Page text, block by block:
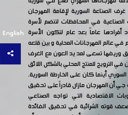
English
الصناعة السورية لإقامة المهرجان
في المحافظات لتنضم لأسرة
أفرادها عاماً بعد عام لتكون الأسرة
عالم المهرجانات المحلية و بين قلعه
تسعى لمد يد العون مع الغرف
في الترويج للمنتج المحلي بالشكل اللائق
أينما كان على الخارطة السورية.
جي أن المهرجان مازال قادراً على تحقيق
الاقتصادية التي تواجه الصناعي
قوته الشرائية في تحقيق الفائدة